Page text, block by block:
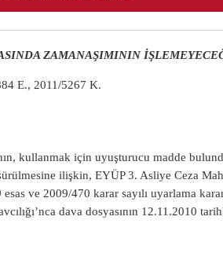
ZAMANAŞIMININ
E., 2011/5267 K.
kullanmak için uyuşturucu madde
ilişkin, EYÜP 3. Asliye Ceza
ve 2009/470 karar sayılı uyarlama
dava dosyasının 12.11.2010